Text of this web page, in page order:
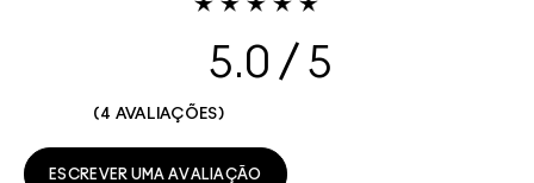
5.0
4 AVALIAÇÕES
ESCREVER UMA AVALIAÇÃO